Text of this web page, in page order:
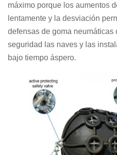
máximo porque los aumentos
lentamente y la desviación
defensas de goma neumáticas
seguridad las naves y las
bajo tiempo áspero.